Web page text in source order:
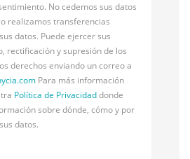
No cedemos sus datos
realizamos transferencias
datos. Puede ejercer sus
rectificación y supresión de los
derechos enviando un correo a
Para más información
Política de Privacidaddonde
sobre dónde, cómo y por
datos.